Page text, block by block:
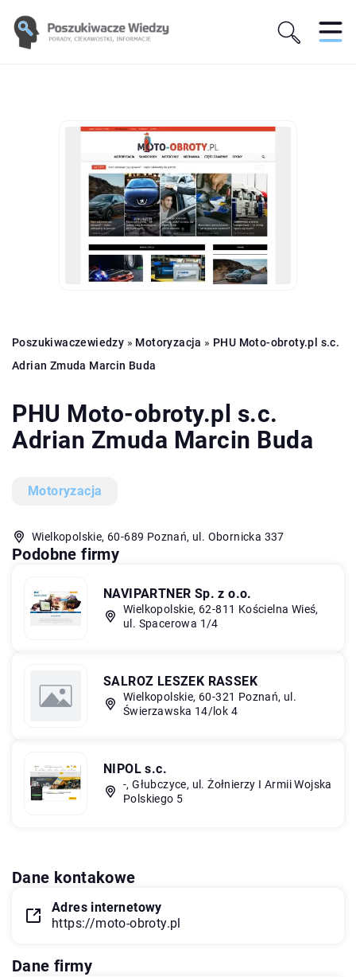
Poszukiwaczewiedzy » Motoryzacja » PHU Moto-obroty.pl s.c.
Adrian Zmuda Marcin Buda
PHU Moto-obroty.pl s.c.
Adrian Zmuda Marcin Buda
Motoryzacja
Wielkopolskie, 60-689 Poznań, ul. Obornicka 337
Podobne firmy
NAVIPARTNER Sp. z o.o.
Wielkopolskie, 62-811 Kościelna Wieś,
ul. Spacerowa 1/4
SALROZ LESZEK RASSEK
Wielkopolskie, 60-321 Poznań, ul.
Świerzawska 14/lok 4
NIPOL s.c.
-, Głubczyce, ul. Żołnierzy I Armii Wojska
Polskiego 5
Dane kontakowe
Adres internetowy
https://moto-obroty.pl
Dane firmy